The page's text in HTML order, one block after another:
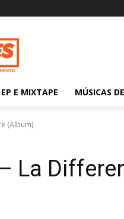
EP E MIXTAPE MÚSICAS
(Album)
La